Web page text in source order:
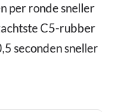
per ronde sneller
C5-rubber
seconden sneller